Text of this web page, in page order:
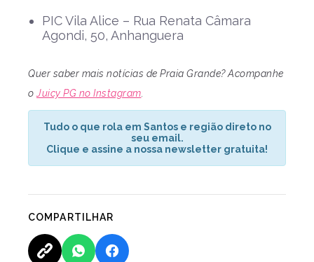
PIC Vila Alice – Rua Renata Câmara
Agondi, 50, Anhanguera
Quer saber mais notícias de Praia Grande? Acompanhe
o Juicy PG no Instagram
Tudo o que rola em Santos e região direto no
seu email.
Clique e assine a nossa newsletter gratuita!
COMPARTILHAR